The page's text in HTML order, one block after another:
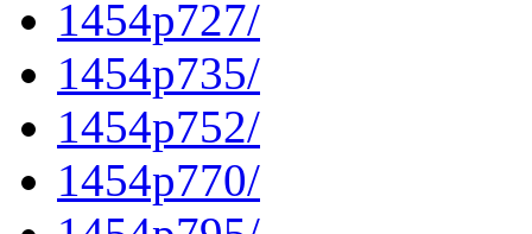
1454p727/
1454p735/
1454p752/
1454p770/